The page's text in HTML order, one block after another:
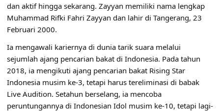
dan aktif hingga sekarang. Zayyan memiliki nama lengkap
Muhammad Rifki Fahri Zayyan dan lahir di Tangerang, 23
Februari 2000.
Ia mengawali kariernya di dunia tarik suara melalui
sejumlah ajang pencarian bakat di Indonesia. Pada tahun
2018, ia mengikuti ajang pencarian bakat Rising Star
Indonesia musim ke-3, tetapi harus tereliminasi di babak
Live Audition. Setahun berselang, ia mencoba
peruntungannya di Indonesian Idol musim ke-10, tetapi lagi-